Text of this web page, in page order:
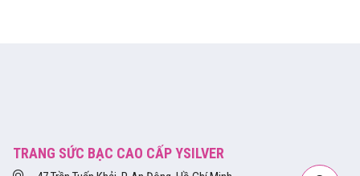
TRANG SỨC BẠC CAO CẤP YSILVER